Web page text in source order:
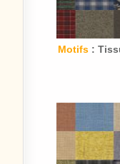
Motifs :